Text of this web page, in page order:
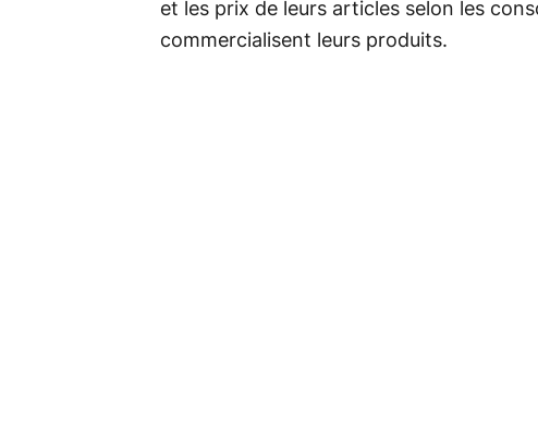
et les prix de leurs articles selon les
commercialisent leurs produits.